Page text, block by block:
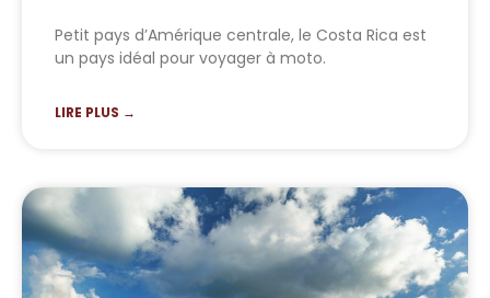
Petit pays d’Amérique centrale, le Costa Rica est
un pays idéal pour voyager à moto.
LIRE PLUS →